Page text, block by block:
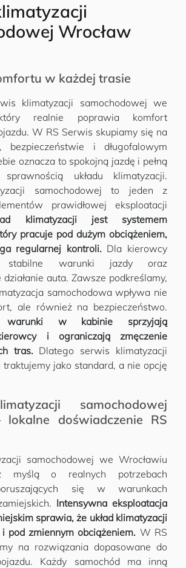
Wrocław
w każdej trasie
klimatyzacji samochodowej we
realnie poprawia komfort
W RS Serwis skupiamy się na
bezpieczeństwie i długofalowym
oznacza to spokojną jazdę i pełną
układu klimatyzacji.
samochodowej to jeden z
prawidłowej eksploatacji
klimatyzacji jest systemem
pracuje pod dużym obciążeniem,
regularnej kontroli. Dla kierowcy
stabilne warunki jazdy oraz
auta. Zawsze podkreślamy,
samochodowa wpływa nie
ale również na bezpieczeństwo.
warunki w kabinie sprzyjają
i ograniczają zmęczenie
tras.Dlatego serwis klimatyzacji
jako standard, a nie opcję
samochodowej
lokalne doświadczenie RS
samochodowej we Wrocławiu
myślą o realnych potrzebach
się w warunkach
Intensywna eksploatacja
sprawia, że układ klimatyzacji
pod zmiennym obciążeniem. W RS
na rozwiązania dopasowane do
Każdy samochód ma inną